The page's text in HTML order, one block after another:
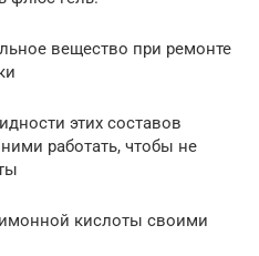
вещество при ремонте
этих составов
работать, чтобы не
кислоты своими